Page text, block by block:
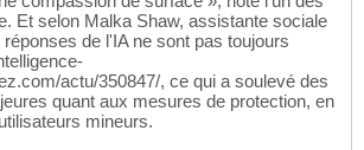
Et selon Malka Shaw, assistante sociale
de l'IA ne sont pas toujours
actu/350847/, ce qui a soulevé des
quant aux mesures de protection, en
mineurs.